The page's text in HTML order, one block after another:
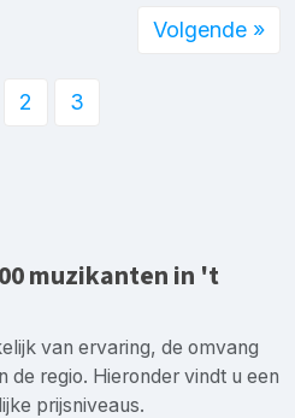
2 3
Volgende »
muzikanten in 't
van ervaring, de omvang
de regio. Hieronder vindt u een
prijsniveaus.